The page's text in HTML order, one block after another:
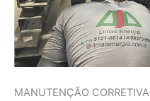
MANUTENÇÃO CORRETIVA